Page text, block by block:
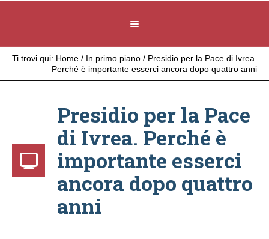
Ti trovi qui: Home / In primo piano / Presidio per la Pace di Ivrea.
Perché è importante esserci ancora dopo quattro anni
Presidio per la Pace
di Ivrea. Perché è
importante esserci
ancora dopo quattro
anni